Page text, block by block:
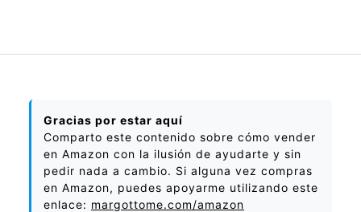
Gracias por estar aquí
Comparto este contenido sobre cómo vender
en Amazon con la ilusión de ayudarte y sin
pedir nada a cambio. Si alguna vez compras
en Amazon, puedes apoyarme utilizando este
enlace: margottome.com/amazon